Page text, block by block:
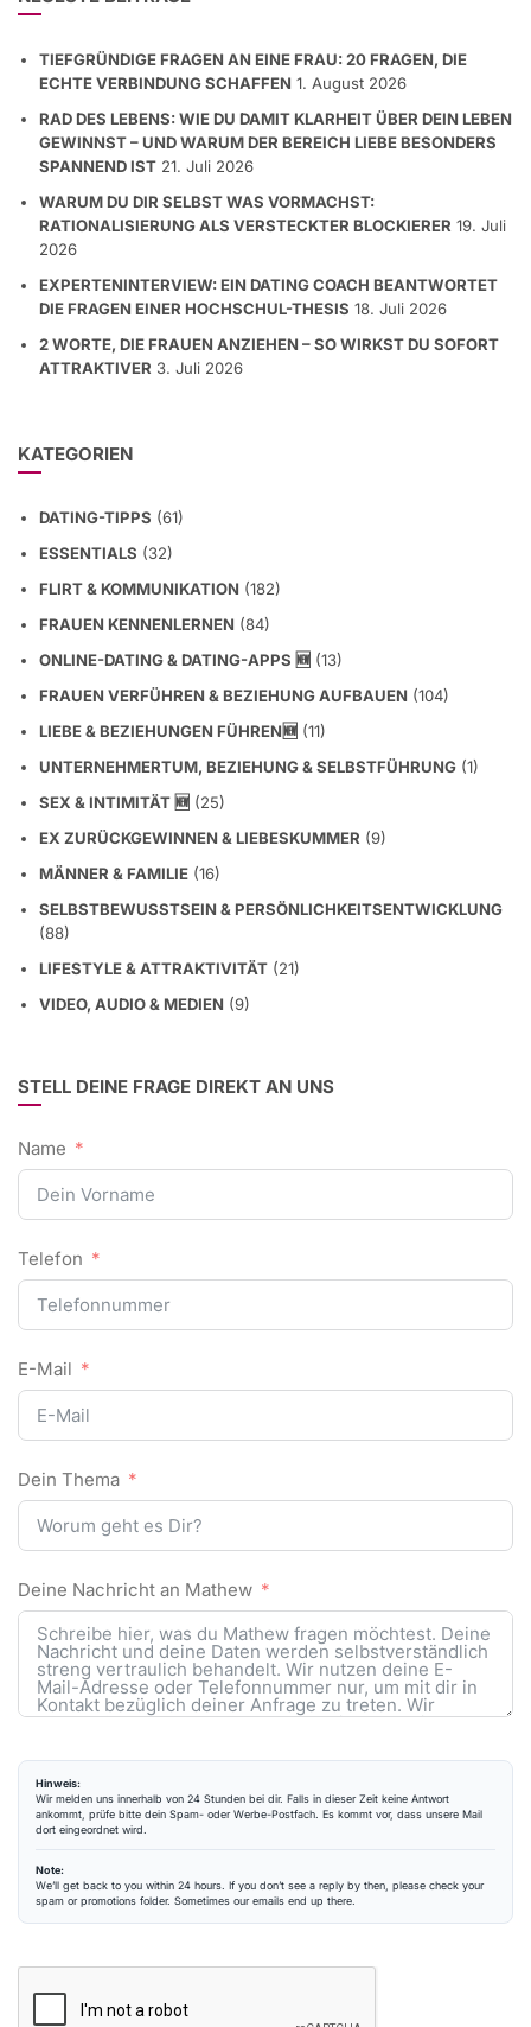
TIEFGRÜNDIGE FRAGEN AN EINE FRAU: 20 FRAGEN, DIE
ECHTE VERBINDUNG SCHAFFEN 1. August 2026
RAD DES LEBENS: WIE DU DAMIT KLARHEIT ÜBER DEIN LEBEN
GEWINNST – UND WARUM DER BEREICH LIEBE BESONDERS
SPANNEND IST 21. Juli 2026
WARUM DU DIR SELBST WAS VORMACHST:
RATIONALISIERUNG ALS VERSTECKTER BLOCKIERER 19. Juli
2026
EXPERTENINTERVIEW: EIN DATING COACH BEANTWORTET
DIE FRAGEN EINER HOCHSCHUL-THESIS 18. Juli 2026
2 WORTE, DIE FRAUEN ANZIEHEN – SO WIRKST DU SOFORT
ATTRAKTIVER 3. Juli 2026
KATEGORIEN
DATING-TIPPS (61)
ESSENTIALS (32)
FLIRT & KOMMUNIKATION (182)
FRAUEN KENNENLERNEN (84)
ONLINE-DATING & DATING-APPS 🆕 (13)
FRAUEN VERFÜHREN & BEZIEHUNG AUFBAUEN (104)
LIEBE & BEZIEHUNGEN FÜHREN🆕 (11)
UNTERNEHMERTUM, BEZIEHUNG & SELBSTFÜHRUNG (1)
SEX & INTIMITÄT 🆕 (25)
EX ZURÜCKGEWINNEN & LIEBESKUMMER (9)
MÄNNER & FAMILIE (16)
SELBSTBEWUSSTSEIN & PERSÖNLICHKEITSENTWICKLUNG
(88)
LIFESTYLE & ATTRAKTIVITÄT (21)
VIDEO, AUDIO & MEDIEN (9)
STELL DEINE FRAGE DIREKT AN UNS
Name
Telefon
E-Mail
Dein Thema
Deine Nachricht an Mathew
Hinweis:
Wir melden uns innerhalb von 24 Stunden bei dir. Falls in dieser Zeit keine Antwort
ankommt, prüfe bitte dein Spam- oder Werbe-Postfach. Es kommt vor, dass unsere Mail
dort eingeordnet wird.
Note:
We’ll get back to you within 24 hours. If you don’t see a reply by then, please check your
spam or promotions folder. Sometimes our emails end up there.